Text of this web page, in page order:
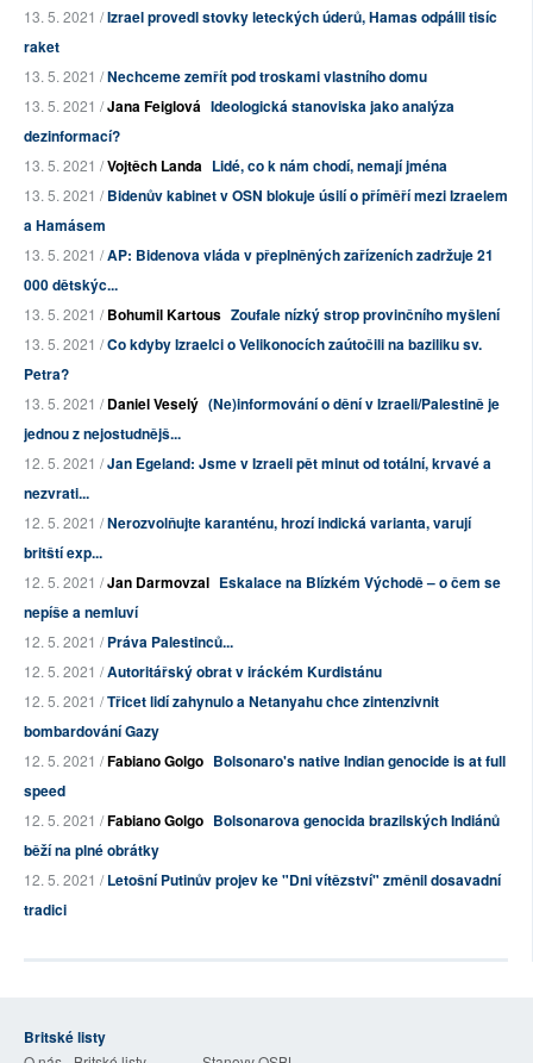
13. 5. 2021 /Izrael provedl stovky leteckých úderů, Hamas odpálil tisíc
raket
13. 5. 2021 /Nechceme zemřít pod troskami vlastního domu
13. 5. 2021 /Jana Feiglová Ideologická stanoviska jako analýza
dezinformací?
13. 5. 2021 /Vojtěch Landa Lidé, co k nám chodí, nemají jména
13. 5. 2021 /Bidenův kabinet v OSN blokuje úsilí o příměří mezi Izraelem
a Hamásem
13. 5. 2021 /AP: Bidenova vláda v přeplněných zařízeních zadržuje 21
000 dětskýc...
13. 5. 2021 /Bohumil Kartous Zoufale nízký strop provinčního myšlení
13. 5. 2021 /Co kdyby Izraelci o Velikonocích zaútočili na baziliku sv.
Petra?
13. 5. 2021 /Daniel Veselý (Ne)informování o dění v Izraeli/Palestině je
jednou z nejostudnějš...
12. 5. 2021 /Jan Egeland: Jsme v Izraeli pět minut od totální, krvavé a
nezvrati...
12. 5. 2021 /Nerozvolňujte karanténu, hrozí indická varianta, varují
britští exp...
12. 5. 2021 /Jan Darmovzal Eskalace na Blízkém Východě – o čem se
nepíše a nemluví
12. 5. 2021 /Práva Palestinců...
12. 5. 2021 /Autoritářský obrat v iráckém Kurdistánu
12. 5. 2021 /Třicet lidí zahynulo a Netanyahu chce zintenzivnit
bombardování Gazy
12. 5. 2021 /Fabiano Golgo Bolsonaro's native Indian genocide is at full
speed
12. 5. 2021 /Fabiano Golgo Bolsonarova genocida brazilských Indiánů
běží na plné obrátky
12. 5. 2021 /Letošní Putinův projev ke "Dni vítězství" změnil dosavadní
tradici
Britské listy